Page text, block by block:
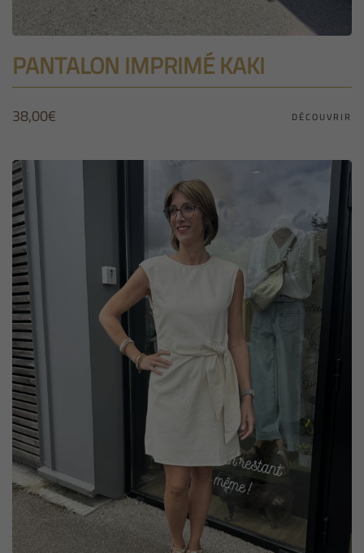
PANTALON IMPRIMÉ KAKI
38,00€ DÉCOUVRIR